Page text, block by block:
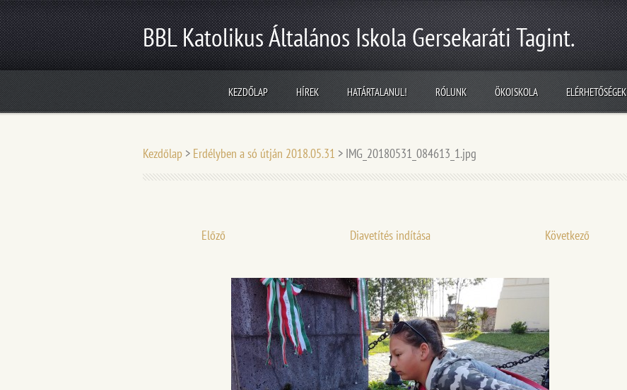
BBL Katolikus Általános Iskola Gersekaráti Tagint.
KEZDŐLAP HÍREK HATÁRTALANUL! RÓLUNK ÖKOISKOLA ELÉRHETŐSÉGEK
Kezdőlap > Erdélyben a só útján 2018.05.31 > IMG_20180531_084613_1.jpg
Előző Diavetítés indítása Következő